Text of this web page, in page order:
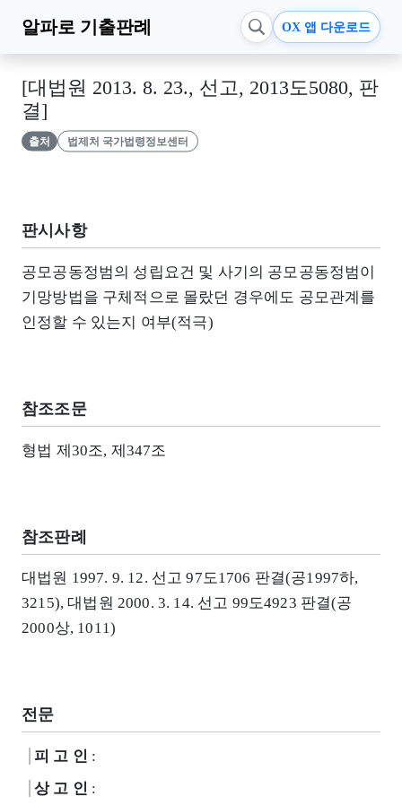
알파로 기출판례 OX 앱 다운로드
[대법원 2013. 8. 23., 선고, 2013도5080, 판
결]
출처 법제처 국가법령정보센터
판시사항
공모공동정범의 성립요건 및 사기의 공모공동정범이
기망방법을 구체적으로 몰랐던 경우에도 공모관계를
인정할 수 있는지 여부(적극)
참조조문
형법 제30조, 제347조
참조판례
대법원 1997. 9. 12. 선고 97도1706 판결(공1997하,
3215), 대법원 2000. 3. 14. 선고 99도4923 판결(공
2000상, 1011)
전문
피 고 인 :
상 고 인 :